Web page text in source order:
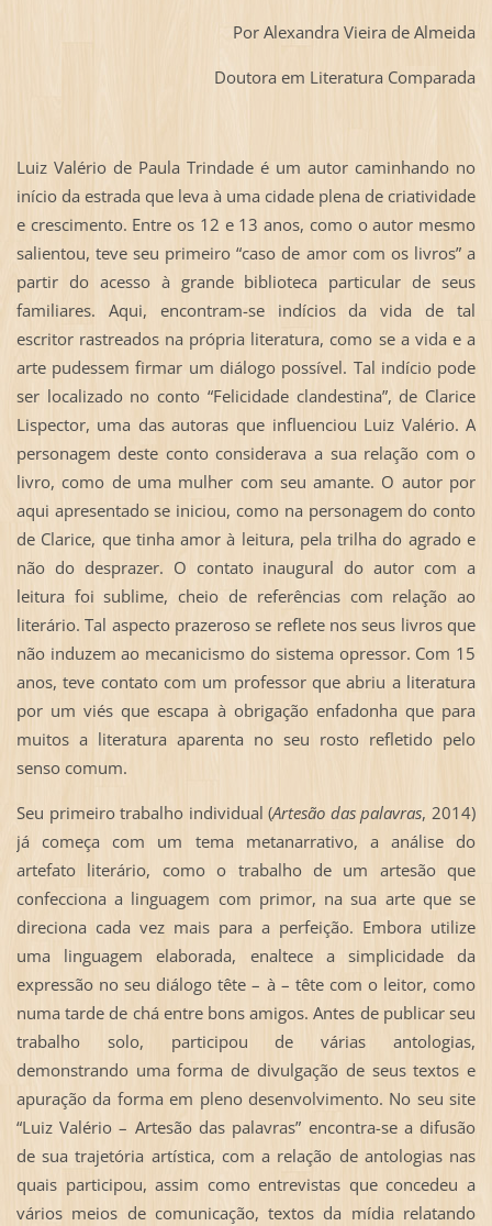
Por Alexandra Vieira de Almeida
Doutora em Literatura Comparada
Luiz Valério de Paula Trindade é um autor caminhando no
início da estrada que leva à uma cidade plena de criatividade
e crescimento. Entre os 12 e 13 anos, como o autor mesmo
salientou, teve seu primeiro “caso de amor com os livros” a
partir do acesso à grande biblioteca particular de seus
familiares. Aqui, encontram-se indícios da vida de tal
escritor rastreados na própria literatura, como se a vida e a
arte pudessem firmar um diálogo possível. Tal indício pode
ser localizado no conto “Felicidade clandestina”, de Clarice
Lispector, uma das autoras que influenciou Luiz Valério. A
personagem deste conto considerava a sua relação com o
livro, como de uma mulher com seu amante. O autor por
aqui apresentado se iniciou, como na personagem do conto
de Clarice, que tinha amor à leitura, pela trilha do agrado e
não do desprazer. O contato inaugural do autor com a
leitura foi sublime, cheio de referências com relação ao
literário. Tal aspecto prazeroso se reflete nos seus livros que
não induzem ao mecanicismo do sistema opressor. Com 15
anos, teve contato com um professor que abriu a literatura
por um viés que escapa à obrigação enfadonha que para
muitos a literatura aparenta no seu rosto refletido pelo
senso comum.
Seu primeiro trabalho individual (Artesão das palavras, 2014)
já começa com um tema metanarrativo, a análise do
artefato literário, como o trabalho de um artesão que
confecciona a linguagem com primor, na sua arte que se
direciona cada vez mais para a perfeição. Embora utilize
uma linguagem elaborada, enaltece a simplicidade da
expressão no seu diálogo tête – à – tête com o leitor, como
numa tarde de chá entre bons amigos. Antes de publicar seu
trabalho solo, participou de várias antologias,
demonstrando uma forma de divulgação de seus textos e
apuração da forma em pleno desenvolvimento. No seu site
“Luiz Valério – Artesão das palavras” encontra-se a difusão
de sua trajetória artística, com a relação de antologias nas
quais participou, assim como entrevistas que concedeu a
vários meios de comunicação, textos da mídia relatando